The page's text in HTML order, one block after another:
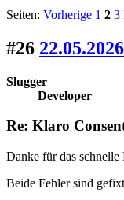
Seiten: Vorherige 1 2 3
#26
Slugger
Developer
Re: Klaro
Danke für das
Beide Fehler sind